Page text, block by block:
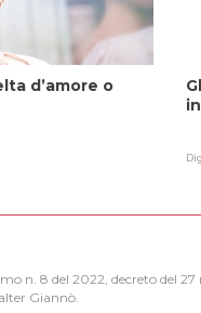
d’amore o
n. 8 del 2022, decreto del
Giannò.